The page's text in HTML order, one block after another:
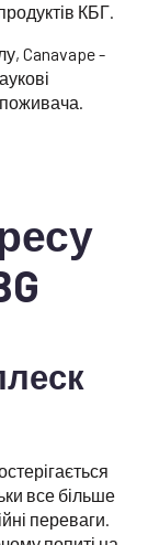
КБГ.
Canavape -
все більше
переваги.